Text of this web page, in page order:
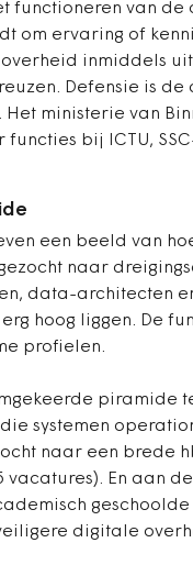
functioneren van
om ervaring of
inmiddels
Defensie is
ministerie van
bij ICTU,
een beeld van
naar
data-architecten
hoog liggen. De
profielen.
piramide
die systemen
naar een brede
vacatures). En aan
digitale